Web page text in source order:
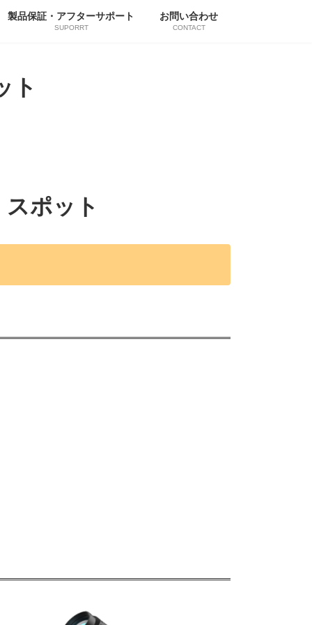
製品保証・アフターサポート
SUPORRT
お問い合わせ
CONTACT
ト
ポット